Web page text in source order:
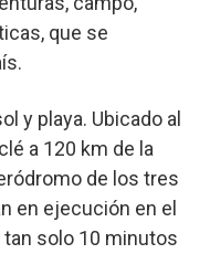
que se
y playa. Ubicado al
a 120 km de la
de los tres
en ejecución en el
tan solo 10 minutos